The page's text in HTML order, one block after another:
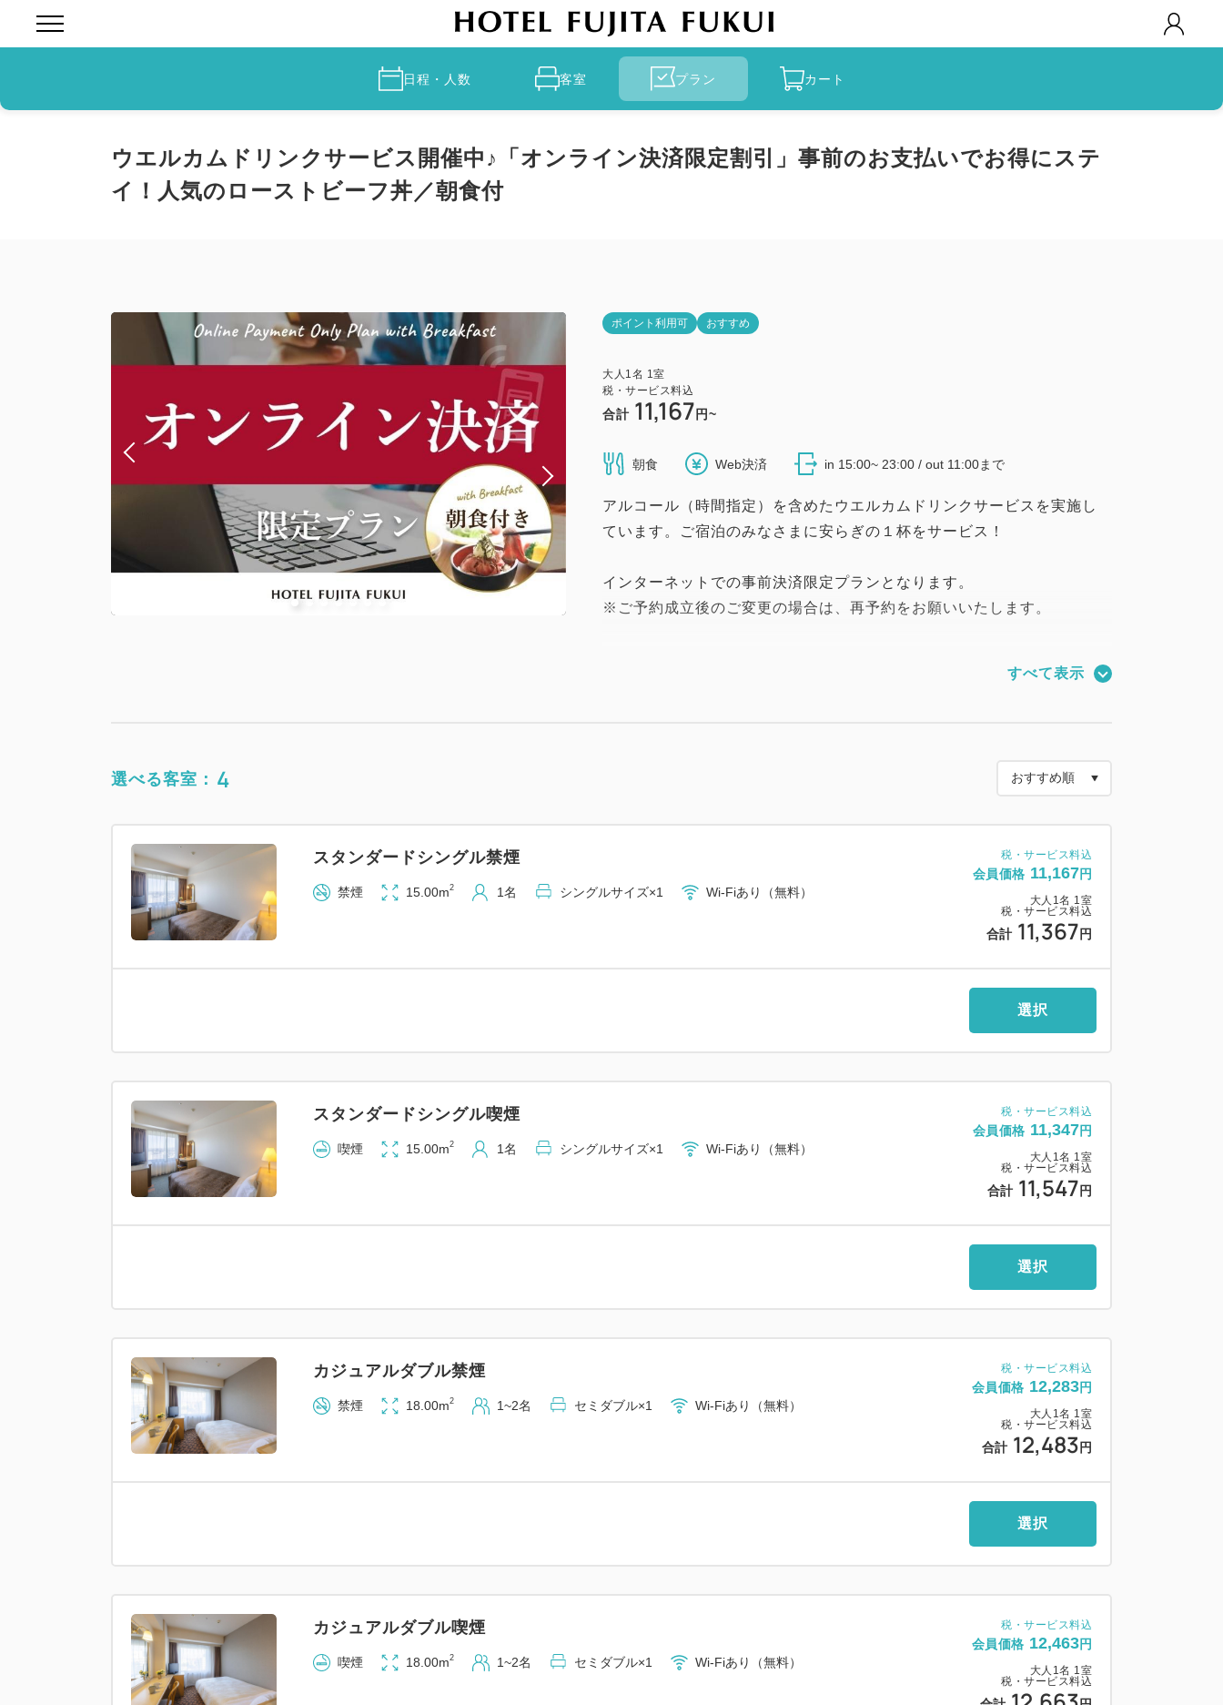
日程・人数 客室 プラン カート
ウエルカムドリンクサービス開催中♪「オンライン決済限定割引」事前のお支払いでお得にステ
イ！人気のローストビーフ丼／朝食付
ポイント利用可 おすすめ
大人 1名 1室
税・サービス料込
合計 11,167 円~
朝食 Web決済 in 15:00~ 23:00 / out 11:00まで
アルコール（時間指定）を含めたウエルカムドリンクサービスを実施し
ています。ご宿泊のみなさまに安らぎの１杯をサービス！
インターネットでの事前決済限定プランとなります。
※ご予約成立後のご変更の場合は、再予約をお願いいたします。
大好評の当館名物「ローストビーフ丼」や、数量限定の「こだわりクロ
時間：6：30～9：30
■当館名物
1：当館名物「ローストビーフ丼」や「蟹雑炊」など、全50種類以上の朝
・福井駅より徒歩8分
営業時間：7：30～23：00（※7：30前の出発不可）
営業時間：24時間営業
すべて表示
選べる客室： 4
税・サービス料込
会員価格 11,167円
大人 1名 1室
税・サービス料込
合計 11,367 円
スタンダードシングル禁煙
禁煙 15.00m2 1名 シングルサイズ×1 Wi-Fiあり（無料）
選択
税・サービス料込
会員価格 11,347円
大人 1名 1室
税・サービス料込
合計 11,547 円
スタンダードシングル喫煙
喫煙 15.00m2 1名 シングルサイズ×1 Wi-Fiあり（無料）
選択
税・サービス料込
会員価格 12,283円
大人 1名 1室
税・サービス料込
合計 12,483 円
カジュアルダブル禁煙
禁煙 18.00m2 1~2名 セミダブル×1 Wi-Fiあり（無料）
選択
税・サービス料込
会員価格 12,463円
大人 1名 1室
税・サービス料込
カジュアルダブル喫煙
喫煙 18.00m2 1~2名 セミダブル×1 Wi-Fiあり（無料）